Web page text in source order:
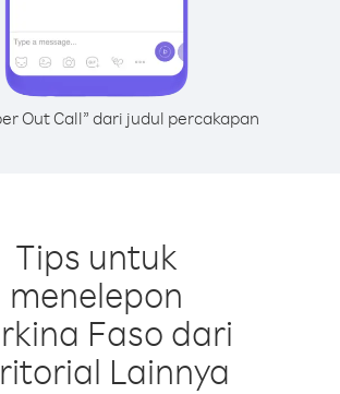
Out Call” dari judul percakapan
Tips untuk
menelepon
Faso dari
Lainnya